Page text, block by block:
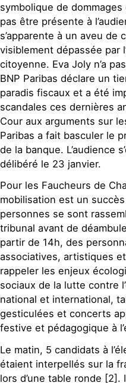
symbolique de
pas être présente à
s’apparente à un aveu de
visiblement dépassée par
citoyenne. Eva Joly n’a
BNP Paribas déclare un
paradis fiscaux et a été
scandales ces dernières
Cour aux arguments sur
Paribas a fait basculer le
de la banque. L’audience
délibéré le 23 janvier.
Pour les Faucheurs de
mobilisation est un
personnes se sont
tribunal avant de
partir de 14h, des
associatives, artistiques
rappeler les enjeux
sociaux de la lutte contre
national et international,
gesticulées et concerts
festive et pédagogique à
Le matin, 5 candidats à
étaient interpellés sur la
lors d’une table ronde